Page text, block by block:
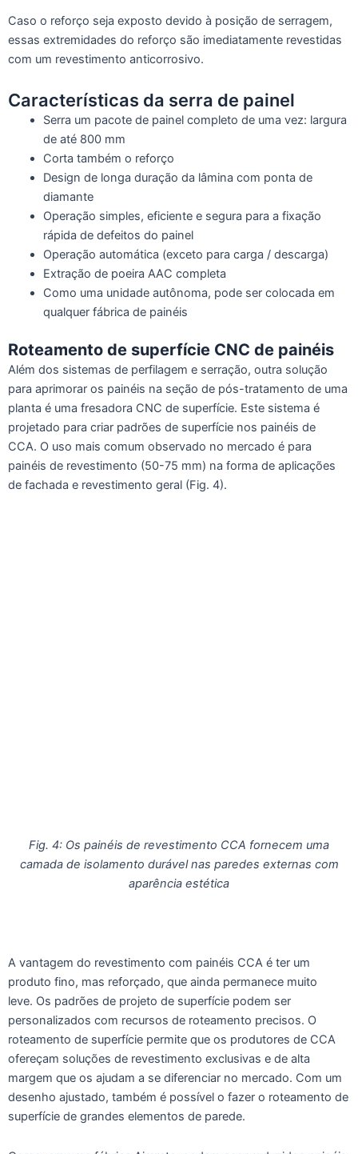
Caso o reforço seja exposto devido à posição de serragem,
essas extremidades do reforço são imediatamente revestidas
com um revestimento anticorrosivo.
Características da serra de painel
Serra um pacote de painel completo de uma vez: largura
de até 800 mm
Corta também o reforço
Design de longa duração da lâmina com ponta de
diamante
Operação simples, eficiente e segura para a fixação
rápida de defeitos do painel
Operação automática (exceto para carga / descarga)
Extração de poeira AAC completa
Como uma unidade autônoma, pode ser colocada em
qualquer fábrica de painéis
Roteamento de superfície CNC de painéis
Além dos sistemas de perfilagem e serração, outra solução
para aprimorar os painéis na seção de pós-tratamento de uma
planta é uma fresadora CNC de superfície. Este sistema é
projetado para criar padrões de superfície nos painéis de
CCA. O uso mais comum observado no mercado é para
painéis de revestimento (50-75 mm) na forma de aplicações
de fachada e revestimento geral (Fig. 4).
Fig. 4: Os painéis de revestimento CCA fornecem uma
camada de isolamento durável nas paredes externas com
aparência estética
A vantagem do revestimento com painéis CCA é ter um
produto fino, mas reforçado, que ainda permanece muito
leve. Os padrões de projeto de superfície podem ser
personalizados com recursos de roteamento precisos. O
roteamento de superfície permite que os produtores de CCA
ofereçam soluções de revestimento exclusivas e de alta
margem que os ajudam a se diferenciar no mercado. Com um
desenho ajustado, também é possível o fazer o roteamento de
superfície de grandes elementos de parede.